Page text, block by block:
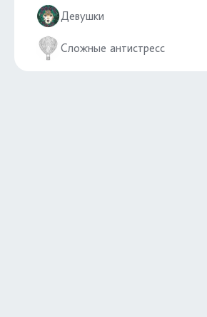
Девушки
Сложные антистресс